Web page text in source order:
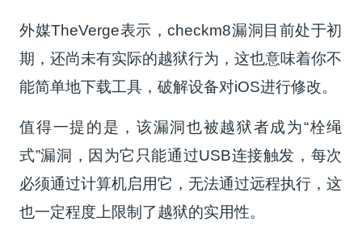
外媒TheVerge表示，checkm8漏洞目前处于初
期，还尚未有实际的越狱行为，这也意味着你不
能简单地下载工具，破解设备对iOS进行修改。
值得一提的是，该漏洞也被越狱者成为“栓绳
式”漏洞，因为它只能通过USB连接触发，每次
必须通过计算机启用它，无法通过远程执行，这
也一定程度上限制了越狱的实用性。